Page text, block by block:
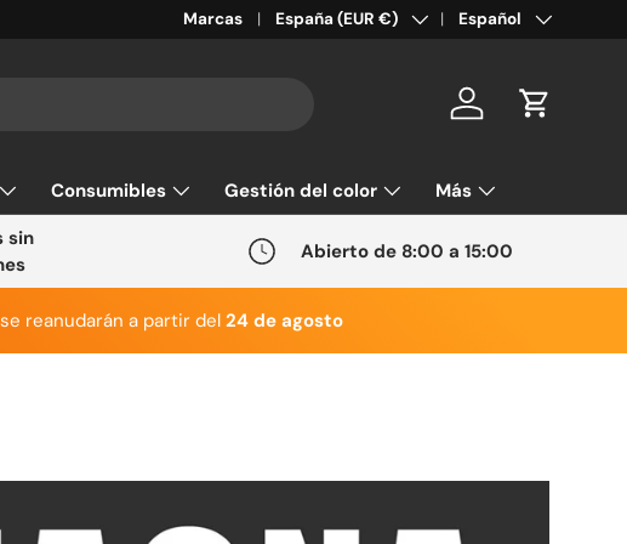
Marcas País/Región
España (EUR €) IdiomaEspañol
Cuenta Carrito
Consumibles Gestión del color Más
sin
Abierto de 8:00 a 15:00
reanudarán a partir del 24 de agosto